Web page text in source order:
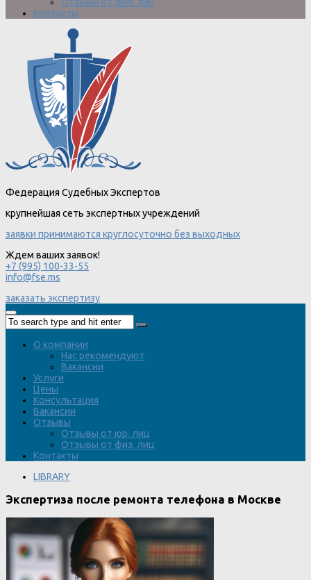
Отзывы от физ. лиц
Контакты
Федерация Судебных Экспертов
крупнейшая сеть экспертных учреждений
заявки принимаются круглосуточно без выходных
Ждем ваших заявок!
+7 (995) 100-33-55
info@fse.ms
заказать экспертизу
О компании
Нас рекомендуют
Вакансии
Услуги
Цены
Консультация
Вакансии
Отзывы
Отзывы от юр. лиц
Отзывы от физ. лиц
Контакты
LIBRARY
Экспертиза после ремонта телефона в Москве